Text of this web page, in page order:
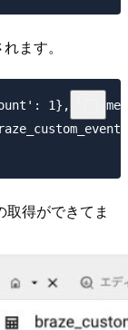
ます。
1},
得ができてま